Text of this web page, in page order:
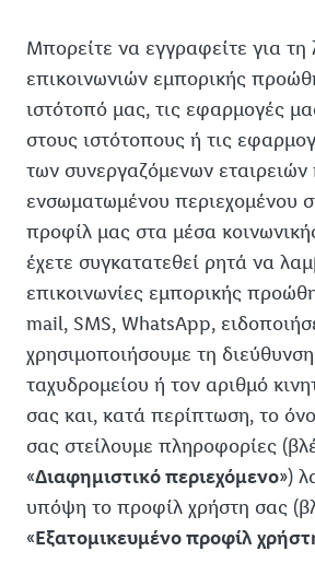
Μπορείτε να εγγραφείτε για τη
επικοινωνιών εμπορικής
ιστότοπό μας, τις εφαρμογές
στους ιστότοπους ή τις
των συνεργαζόμενων εταιρειών
ενσωματωμένου περιεχομένου
προφίλ μας στα μέσα
έχετε συγκατατεθεί ρητά να
επικοινωνίες εμπορικής
mail, SMS, WhatsApp,
χρησιμοποιήσουμε τη
ταχυδρομείου ή τον αριθμό
σας και, κατά περίπτωση, το
σας στείλουμε πληροφορίες
«Διαφημιστικό περιεχόμενο»)
υπόψη το προφίλ χρήστη σας
«Εξατομικευμένο προφίλ